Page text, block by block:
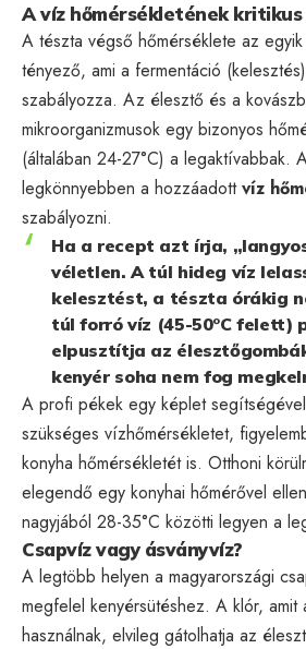
A víz hőmérsékletének kritikus
A tészta végső hőmérséklete az
tényező, ami a fermentáció
szabályozza. Az élesztő és a
mikroorganizmusok egy bizonyos
(általában 24-27°C) a legaktívabbak.
legkönnyebben a hozzáadottvíz
szabályozni.
Ha a recept azt írja,
véletlen. A túl hideg víz
kelesztést, a tészta órákig
túl forró víz (45-50°C felett)
elpusztítja az
kenyér soha nem fog
A profi pékek egy képlet
szükséges vízhőmérsékletet,
konyha hőmérsékletét is. Otthoni
elegendő egy konyhai hőmérővel
nagyjából 28-35°C közötti legyen a
Csapvíz vagy ásványvíz?
A legtöbb helyen a magyarországi
megfelel kenyérsütéshez. A klór,
használnak, elvileg gátolhatja az